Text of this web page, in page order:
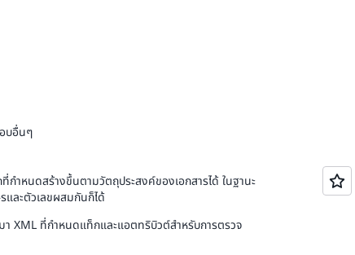
บอื่นๆ
ำหนดสร้างขึ้นตามวัตถุประสงค์ของเอกสารได้ ในฐานะ
ละตัวเลขผสมกันก็ได้
XML ที่กำหนดแท็กและแอตทริบิวต์สำหรับการตรวจ